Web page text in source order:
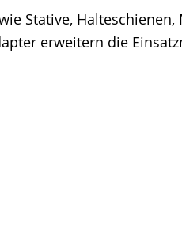
Stative, Halteschienen,
erweitern die